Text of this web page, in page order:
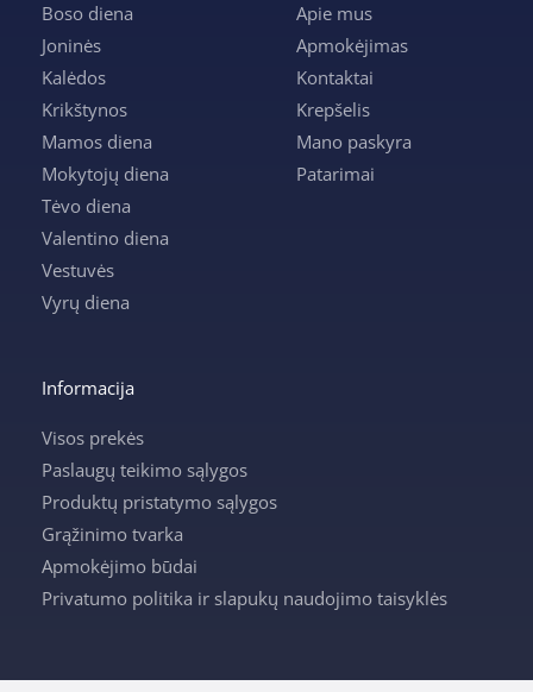
Boso diena
Joninės
Kalėdos
Krikštynos
Mamos diena
Mokytojų diena
Tėvo diena
Valentino diena
Vestuvės
Vyrų diena
Apie mus
Apmokėjimas
Kontaktai
Krepšelis
Mano paskyra
Patarimai
Informacija
Visos prekės
Paslaugų teikimo sąlygos
Produktų pristatymo sąlygos
Grąžinimo tvarka
Apmokėjimo būdai
Privatumo politika ir slapukų naudojimo taisyklės